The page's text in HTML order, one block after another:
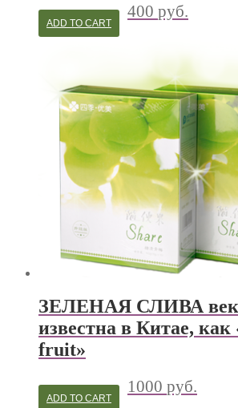
400 руб.
ADD TO CART
ЗЕЛЕНАЯ СЛИВА
известна в Китае,
fruit»
1000 руб.
ADD TO CART